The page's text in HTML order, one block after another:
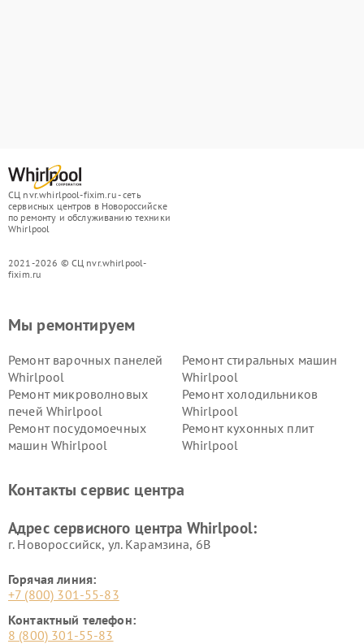
СЦ nvr.whirlpool-fixim.ru - сеть
сервисных центров в Новороссийске
по ремонту и обслуживанию техники
Whirlpool
2021-2026 © СЦ nvr.whirlpool-
fixim.ru
Мы ремонтируем
Ремонт варочных панелей
Whirlpool
Ремонт стиральных машин
Whirlpool
Ремонт микроволновых
печей Whirlpool
Ремонт холодильников
Whirlpool
Ремонт посудомоечных
машин Whirlpool
Ремонт кухонных плит
Whirlpool
Контакты сервис центра
Адрес сервисного центра Whirlpool:
г. Новороссийск, ул. Карамзина, 6В
Горячая линия:
+7 (800) 301-55-83
Контактный телефон:
8 (800) 301-55-83